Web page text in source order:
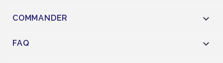
COMMANDER 
FAQ 